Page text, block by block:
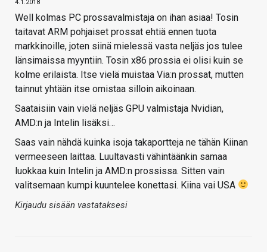
4.1.2018
Well kolmas PC prossavalmistaja on ihan asiaa! Tosin
taitavat ARM pohjaiset prossat ehtiä ennen tuota
markkinoille, joten siinä mielessä vasta neljäs jos tulee
länsimaissa myyntiin. Tosin x86 prossia ei olisi kuin se
kolme erilaista. Itse vielä muistaa Via:n prossat, mutten
tainnut yhtään itse omistaa silloin aikoinaan.
Saataisiin vain vielä neljäs GPU valmistaja Nvidian,
AMD:n ja Intelin lisäksi…
Saas vain nähdä kuinka isoja takaportteja ne tähän Kiinan
vermeeseen laittaa. Luultavasti vähintäänkin samaa
luokkaa kuin Intelin ja AMD:n prossissa. Sitten vain
valitsemaan kumpi kuuntelee konettasi. Kiina vai USA
Kirjaudu sisään vastataksesi